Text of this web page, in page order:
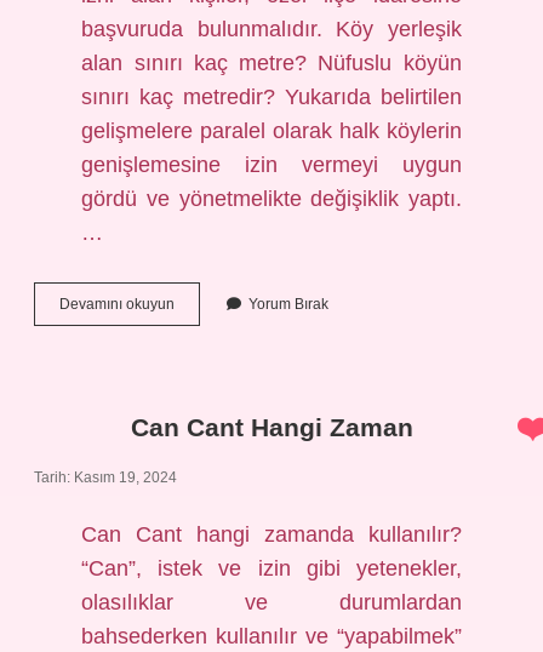
başvuruda bulunmalıdır. Köy yerleşik
alan sınırı kaç metre? Nüfuslu köyün
sınırı kaç metredir? Yukarıda belirtilen
gelişmelere paralel olarak halk köylerin
genişlemesine izin vermeyi uygun
gördü ve yönetmelikte değişiklik yaptı.
…
Devamını okuyun
Ev
Çekilir
Yorum Bırak
Can Cant Hangi Zaman
Tarih: Kasım 19, 2024
Can Cant hangi zamanda kullanılır?
“Can”, istek ve izin gibi yetenekler,
olasılıklar ve durumlardan
bahsederken kullanılır ve “yapabilmek”